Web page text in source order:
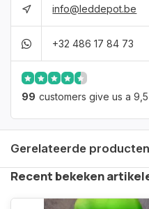
info@leddepot.be
+32 486 17 84 73
99 customers give us a
Gerelateerde producten
Recent bekeken